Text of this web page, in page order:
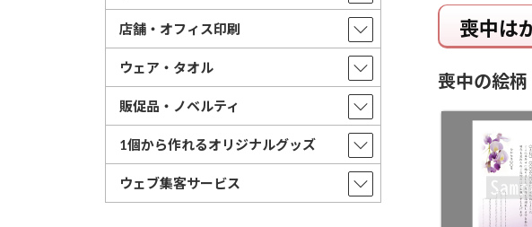
喪中は
喪中の絵柄
店舗・オフィス印刷
ウェア・タオル
販促品・ノベルティ
1個から作れるオリジナルグッズ
ウェブ集客サービス